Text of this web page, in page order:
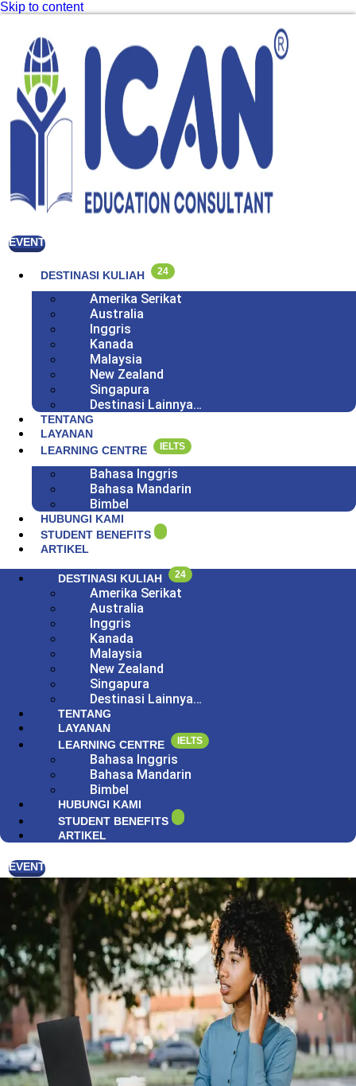
Skip to content
EVENT
DESTINASI KULIAH 24
Amerika Serikat
Australia
Inggris
Kanada
Malaysia
New Zealand
Singapura
Destinasi Lainnya…
TENTANG
LAYANAN
LEARNING CENTRE
IELTS
Bahasa Inggris
Bahasa Mandarin
Bimbel
HUBUNGI KAMI
STUDENT BENEFITS
ARTIKEL
DESTINASI KULIAH 24
Amerika Serikat
Australia
Inggris
Kanada
Malaysia
New Zealand
Singapura
Destinasi Lainnya…
TENTANG
LAYANAN
LEARNING CENTRE
IELTS
Bahasa Inggris
Bahasa Mandarin
Bimbel
HUBUNGI KAMI
STUDENT BENEFITS
ARTIKEL
EVENT